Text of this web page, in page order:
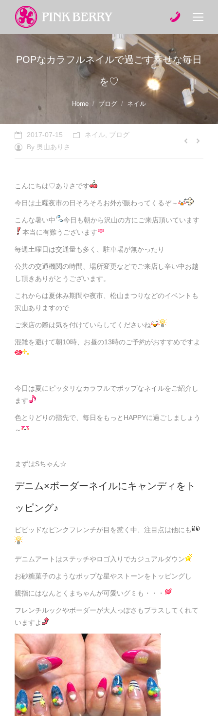
POPなカラフルネイルで過ごす幸せな毎日
を♡
Home ブログ ネイル
2017-07-15 ネイル ブログ
By 奥山ありさ
こんにちは♡ありさです
今日は土曜夜市の日そろそろお外が賑わってくるぞ～
こんな暑い中
今日も朝から沢山の方にご来店頂いています
本当に有難うございます
毎週土曜日は交通量も多く、駐車場が無かったり
公共の交通機関の時間、場所変更などでご来店し辛い中お越
し頂きありがとうございます。
これからは夏休み期間や夜市、松山まつりなどのイベントも
沢山ありますので
ご来店の際は気を付けていらしてくださいね
混雑を避けて朝10時、お昼の13時のご予約がおすすめですよ
今日は夏にピッタリなカラフルでポップなネイルをご紹介し
ます
色とりどりの指先で、毎日をもっとHAPPYに過ごしましょう
～
まずはSちゃん☆
デニム×ボーダーネイルにキャンディをト
ッピング♪
ビビッドなピンクフレンチが目を惹く中、注目点は他にも
デニムアートはステッチやロゴ入りでカジュアルダウン
お砂糖菓子のようなポップな星やストーンをトッピングし
親指にはなんとくまちゃんが可愛いグミも・・・
フレンチルックやボーダーが大人っぽさもプラスしてくれて
いますよ